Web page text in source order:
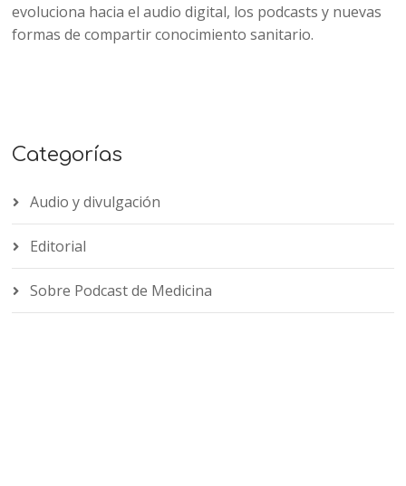
evoluciona hacia el audio digital, los podcasts y nuevas
formas de compartir conocimiento sanitario.
Categorías
Audio y divulgación
Editorial
Sobre Podcast de Medicina